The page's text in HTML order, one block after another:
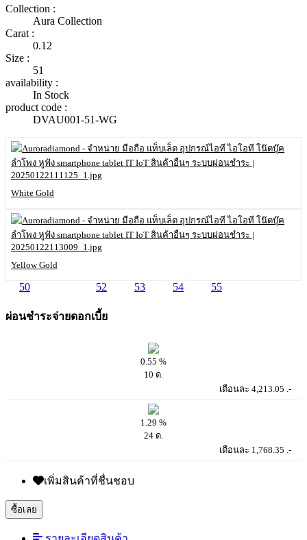
Collection :
Aura Collection
Carat :
0.12
Size :
51
availability :
In Stock
product code :
DVAU001-51-WG
White Gold
Yellow Gold
50 52 53 54 55
ผ่อนชำระจ่ายดอกเบี้ย
0.55 %
10 ด.
เดือนละ 4,213.05 .-
1.29 %
24 ด.
เดือนละ 1,768.35 .-
เพิ่มสินค้าที่ชื่นชอบ
ซื้อเลย